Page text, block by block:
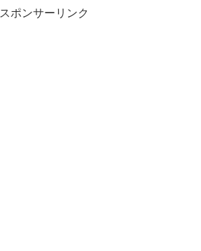
スポンサーリンク